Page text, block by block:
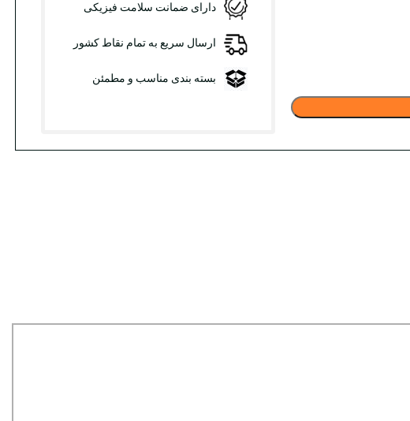
دارای ضمانت سلامت فیزیکی
ارسال سریع به تمام نقاط کشور
بسته بندی مناسب و مطمئن